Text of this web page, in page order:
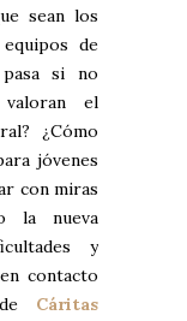
sean los
de
si no
el
¿Cómo
jóvenes
con miras
la nueva
y
contacto
Cáritas